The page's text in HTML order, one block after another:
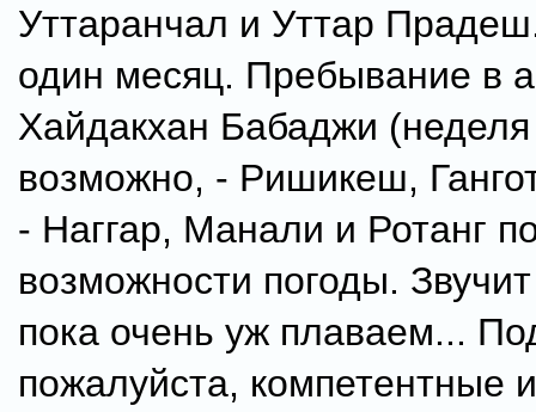
Уттаранчал и Уттар
один месяц. Пребывание в
Хайдакхан Бабаджи
возможно, - Ришикеш,
- Наггар, Манали и Ротанг
возможности погоды.
пока очень уж плаваем...
пожалуйста, компетентные